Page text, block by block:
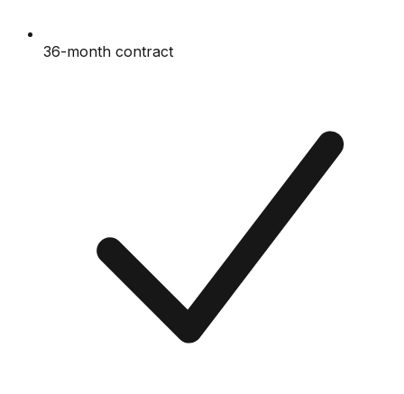
36-month contract